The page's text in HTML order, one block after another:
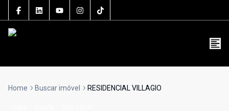
Home Buscar imóvel RESIDENCIAL VILLAGIO